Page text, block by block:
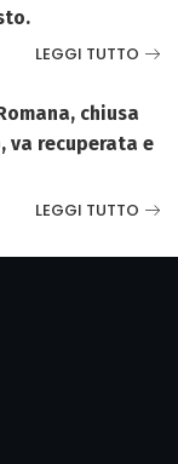
LEGGI TUTTO
chiusa
va recuperata e
LEGGI TUTTO